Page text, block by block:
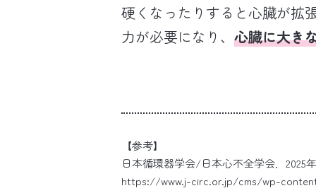
硬くなったりすると心臓が拡
力が必要になり、 心臓に大き
【参考】
日本循環器学会/日本心不全学会．2025
https://www.j-circ.or.jp/cms/wp-